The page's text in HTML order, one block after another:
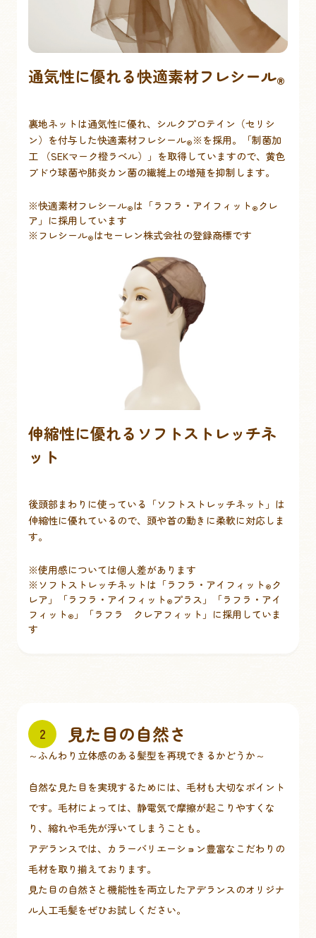
通気性に優れる快適素材フレシール®
裏地ネットは通気性に優れ、シルクプロテイン（セリシ
ン）を付与した快適素材フレシール® ※を採用。「制菌加
工 （SEKマーク橙ラベル）」を取得していますので、黄色
ブドウ球菌や肺炎カン菌の繊維上の増殖を抑制します。
※快適素材フレシール®は「ラフラ・アイフィット ® クレ
ア」に採用しています
※フレシール®はセーレン株式会社の登録商標です
伸縮性に優れるソフトストレッチネ
ット
後頭部まわりに使っている「ソフトストレッチネット」は
伸縮性に優れているので、頭や首の動きに柔軟に対応しま
す。
※使用感については個人差があります
※ソフトストレッチネットは「ラフラ・アイフィット ® ク
レア」「ラフラ・アイフィット ® プラス」「ラフラ・アイ
フィット ® 」「ラフラ クレアフィット」に採用していま
す
2 見た目の自然さ
～ふんわり立体感のある髪型を再現できるかどうか～
自然な見た目を実現するためには、毛材も大切なポイント
です。毛材によっては、静電気で摩擦が起こりやすくな
り、縮れや毛先が浮いてしまうことも。
アデランスでは、カラーバリエーション豊富なこだわりの
毛材を取り揃えております。
見た目の自然さと機能性を両立したアデランスのオリジナ
ル人工毛髪をぜひお試しください。